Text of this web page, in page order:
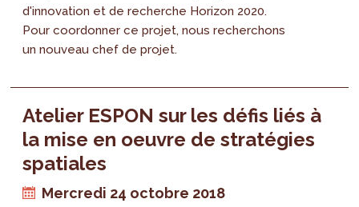
d'innovation et de recherche Horizon 2020.
Pour coordonner ce projet, nous recherchons
un nouveau chef de projet.
Atelier ESPON sur les défis liés à
la mise en oeuvre de stratégies
spatiales
Mercredi 24 octobre 2018